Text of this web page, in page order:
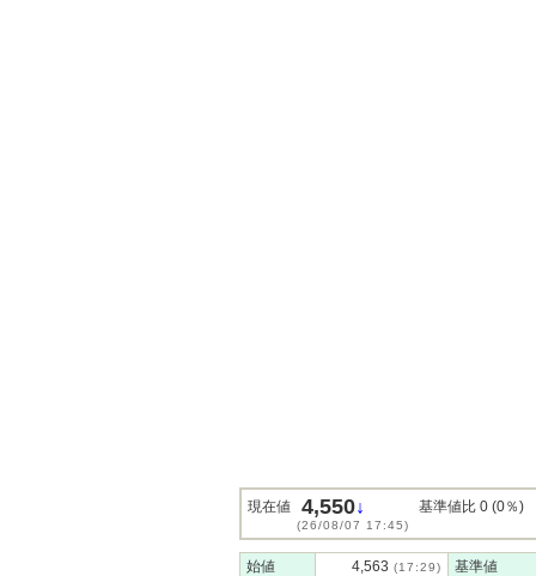
現在値 4,550↓
(26/08/07 17:45)
基準値比 0 (0％)
始値 4,563 (17:29)
基準値